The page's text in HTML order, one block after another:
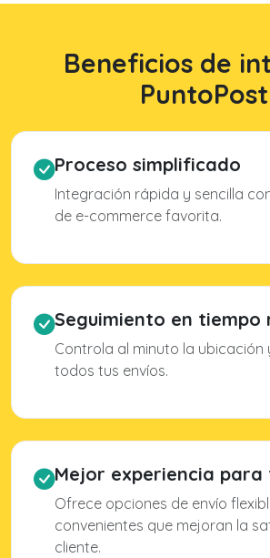
Beneficios de
PuntoPost
Proceso simplificado
Integración rápida y sencilla
de e-commerce favorita.
Seguimiento en tiempo
Controla al minuto la ubicación
todos tus envíos.
Mejor experiencia para
Ofrece opciones de envío
convenientes que mejoran la
cliente.